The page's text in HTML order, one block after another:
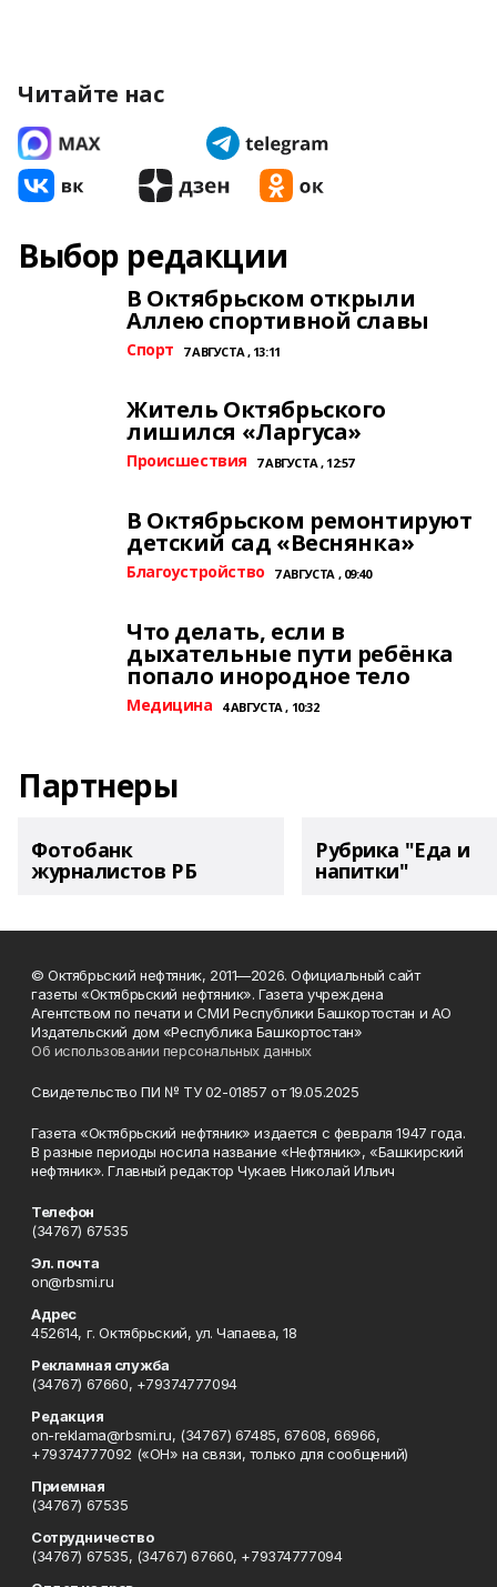
Читайте нас
Выбор редакции
В Октябрьском открыли
Аллею спортивной славы
Спорт 7 АВГУСТА , 13:11
Житель Октябрьского
лишился «Ларгуса»
Происшествия 7 АВГУСТА , 12:57
В Октябрьском ремонтируют
детский сад «Веснянка»
Благоустройство 7 АВГУСТА , 09:40
Что делать, если в
дыхательные пути ребёнка
попало инородное тело
Медицина 4 АВГУСТА , 10:32
Партнеры
Фотобанк
журналистов РБ
Рубрика "Еда и
напитки"
© Октябрьский нефтяник, 2011—2026. Официальный сайт
газеты «Октябрьский нефтяник». Газета учреждена
Агентством по печати и СМИ Республики Башкортостан и АО
Издательский дом «Республика Башкортостан»
Об использовании персональных данных
Свидетельство ПИ № ТУ 02-01857 от 19.05.2025
Газета «Октябрьский нефтяник» издается с февраля 1947 года.
В разные периоды носила название «Нефтяник», «Башкирский
нефтяник». Главный редактор Чукаев Николай Ильич
Телефон
(34767) 67535
Эл. почта
on@rbsmi.ru
Адрес
452614, г. Октябрьский, ул. Чапаева, 18
Рекламная служба
(34767) 67660, +79374777094
Редакция
on-reklama@rbsmi.ru, (34767) 67485, 67608, 66966,
+79374777092 («ОН» на связи, только для сообщений)
Приемная
(34767) 67535
Сотрудничество
(34767) 67535, (34767) 67660, +79374777094